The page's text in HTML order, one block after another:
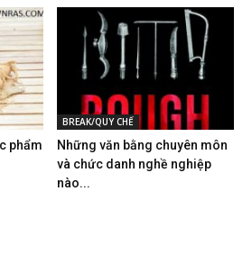
phẩm
BREAK/QUY CHẾ
Những văn bằng chuyên môn
và chức danh nghề nghiệp
nào...